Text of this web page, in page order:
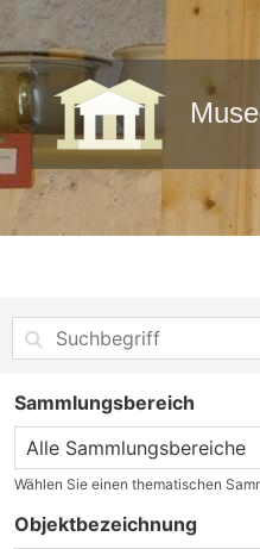
Sammlungsbereich
Wählen Sie einen thematischen
Objektbezeichnung